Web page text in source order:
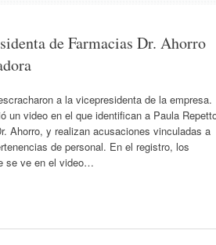
de Farmacias Dr. Ahorro
a la vicepresidenta de la empresa.
un video en el que identifican a Paula
Ahorro, y realizan acusaciones vinculadas a
de personal. En el registro, los
se ve en el video…